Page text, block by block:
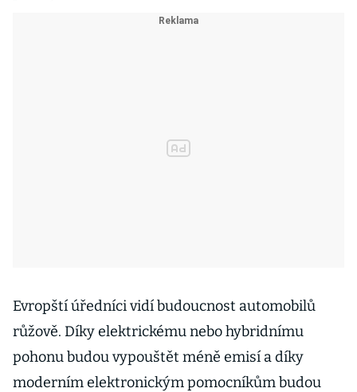
Evropští úředníci vidí budoucnost automobilů
růžově. Díky elektrickému nebo hybridnímu
pohonu budou vypouštět méně emisí a díky
moderním elektronickým pomocníkům budou